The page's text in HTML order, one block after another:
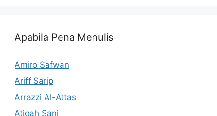
Apabila Pena Menulis
Amiro Safwan
Ariff Sarip
Arrazzi Al-Attas
Atiqah Sani